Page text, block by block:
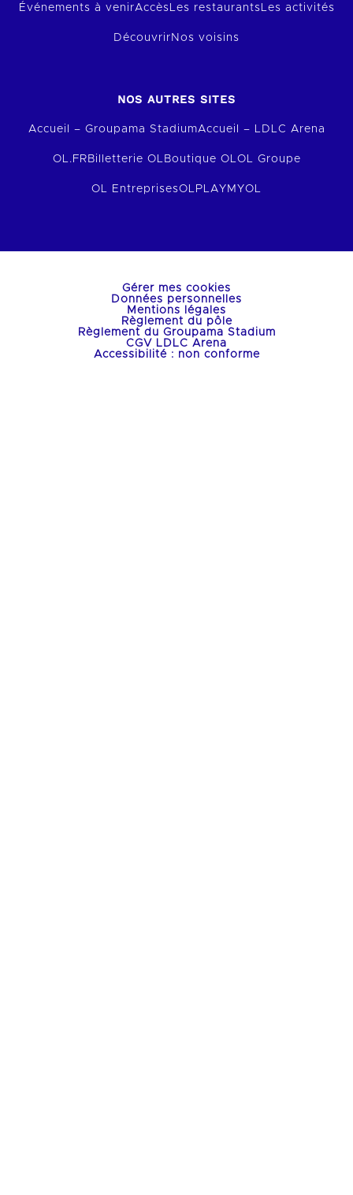
Événements à venirAccèsLes restaurantsLes activités
Découvrir Nos voisins
NOS AUTRES SITES
Accueil – Groupama StadiumAccueil – LDLC Arena
OL.FR Billetterie OL Boutique OLOL Groupe
OL EntreprisesOLPLAY MYOL
Gérer mes cookies
Données personnelles
Mentions légales
Règlement du pôle
Règlement du Groupama Stadium
CGV LDLC Arena
Accessibilité : non conforme